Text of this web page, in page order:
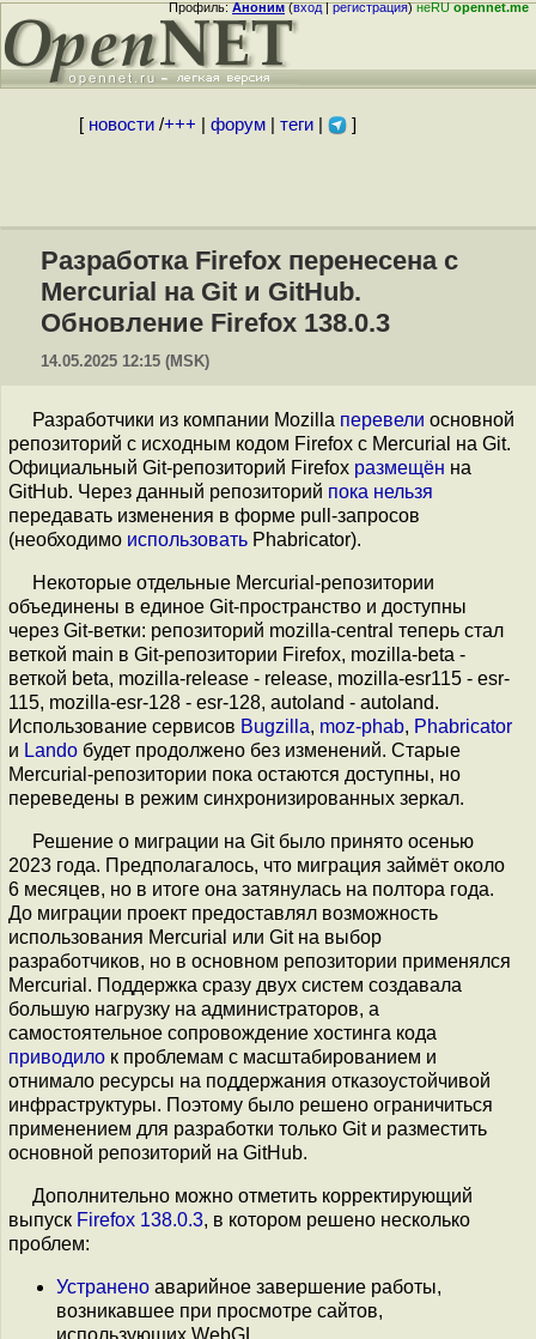
Профиль:Аноним(вход|регистрация)неRUopennet.me
[ новости/+++ форум| теги| ]
Разработка Firefox перенесена с
Mercurial на Git и GitHub.
Обновление Firefox 138.0.3
14.05.2025 12:15 (MSK)
Разработчики из компании Mozilla перевели основной
репозиторий с исходным кодом Firefox с Mercurial на Git.
Официальный Git-репозиторий Firefox размещён на
GitHub. Через данный репозиторий пока нельзя
передавать изменения в форме pull-запросов
(необходимо использовать Phabricator).
Некоторые отдельные Mercurial-репозитории
объединены в единое Git-пространство и доступны
через Git-ветки: репозиторий mozilla-central теперь стал
веткой main в Git-репозитории Firefox, mozilla-beta -
веткой beta, mozilla-release - release, mozilla-esr115 - esr-
115, mozilla-esr-128 - esr-128, autoland - autoland.
Использование сервисов Bugzilla, moz-phab, Phabricator
и Lando будет продолжено без изменений. Старые
Mercurial-репозитории пока остаются доступны, но
переведены в режим синхронизированных зеркал.
Решение о миграции на Git было принято осенью
2023 года. Предполагалось, что миграция займёт около
6 месяцев, но в итоге она затянулась на полтора года.
До миграции проект предоставлял возможность
использования Mercurial или Git на выбор
разработчиков, но в основном репозитории применялся
Mercurial. Поддержка сразу двух систем создавала
большую нагрузку на администраторов, а
самостоятельное сопровождение хостинга кода
приводило к проблемам с масштабированием и
отнимало ресурсы на поддержания отказоустойчивой
инфраструктуры. Поэтому было решено ограничиться
применением для разработки только Git и разместить
основной репозиторий на GitHub.
Дополнительно можно отметить корректирующий
выпуск Firefox 138.0.3, в котором решено несколько
проблем:
Устранено аварийное завершение работы,
возникавшее при просмотре сайтов,
использующих WebGL.